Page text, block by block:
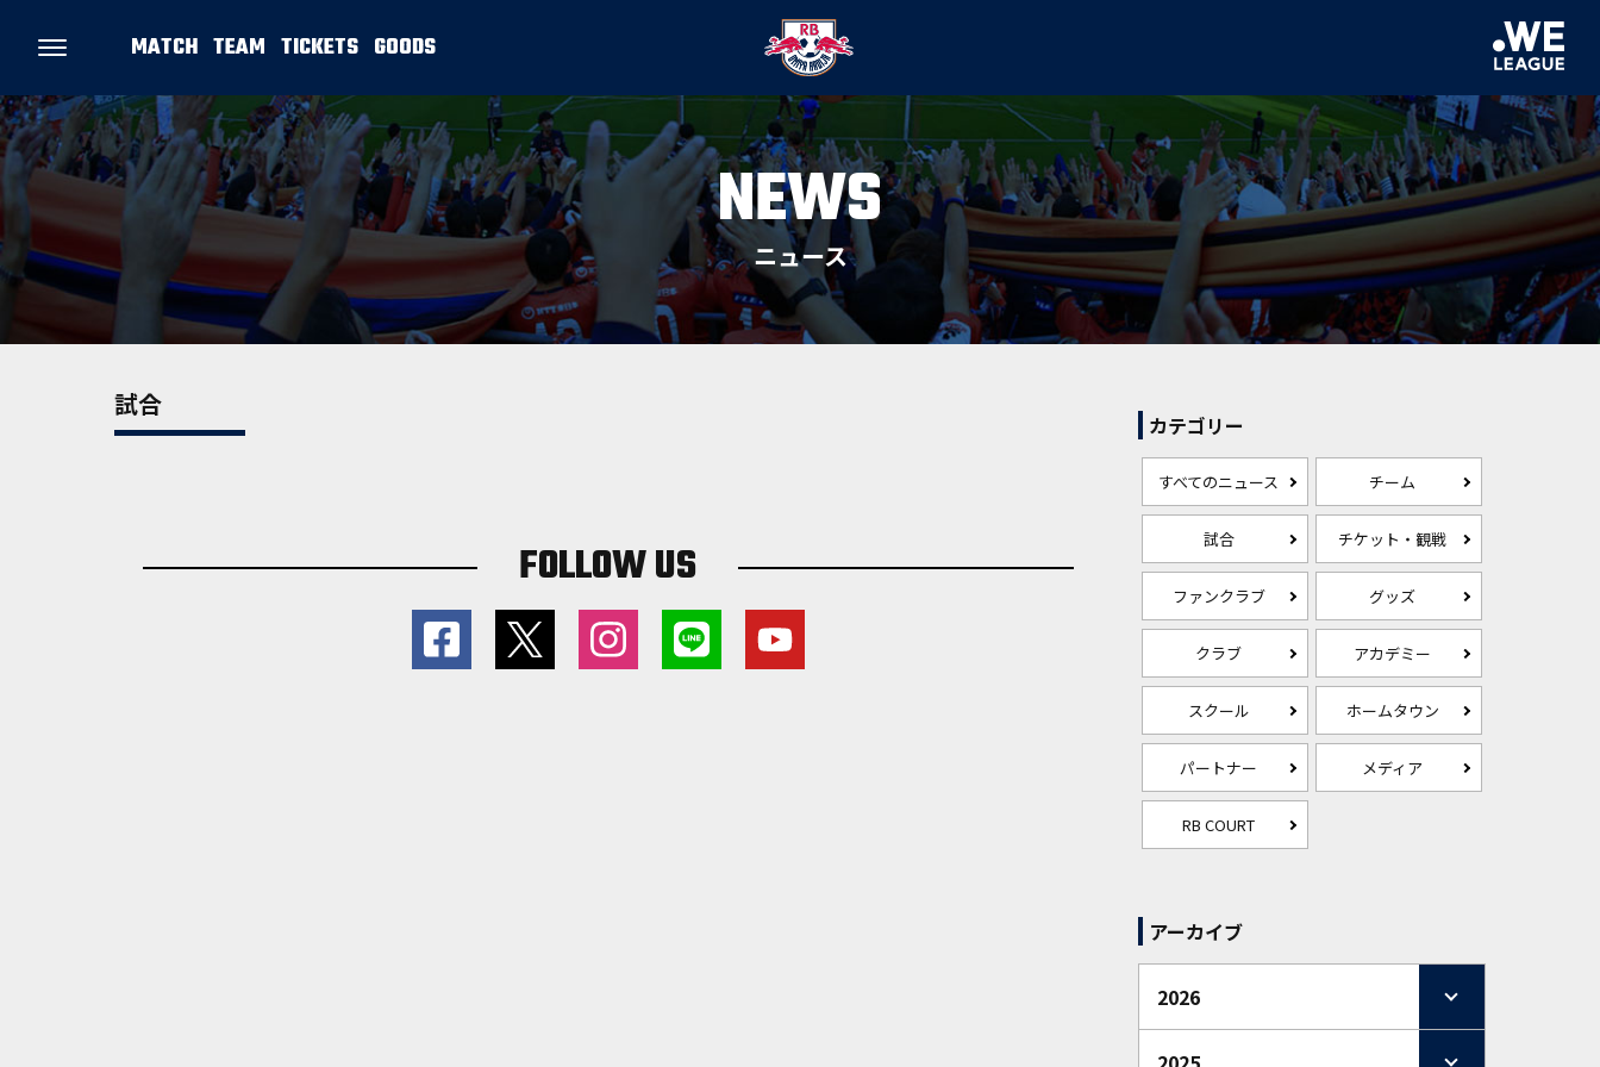
MATCH TEAM TICKETS GOODS
NEWS
ニュース
試合
FOLLOW US
カテゴリー
すべてのニュース チーム
試合 チケット・観戦
ファンクラブ グッズ
クラブ アカデミー
スクール ホームタウン
パートナー メディア
RB COURT
アーカイブ
2026